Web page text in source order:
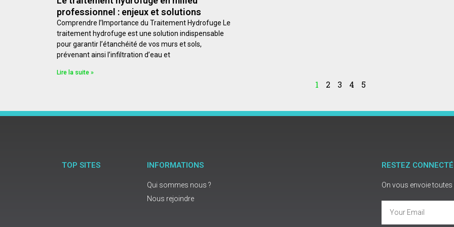
professionnel : enjeux et solutions
Comprendre l’Importance du Traitement Hydrofuge Le
traitement hydrofuge est une solution indispensable
pour garantir l’étanchéité de vos murs et sols,
prévenant ainsi l’infiltration d’eau et
Lire la suite »
1 2 3 4 5
TOP SITES INFORMATIONS
Qui sommes nous ?
Nous rejoindre
RESTEZ CONNECTÉ
On vous envoie